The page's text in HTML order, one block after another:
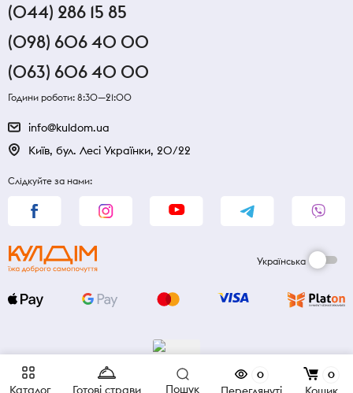
Каталог Готові страви Пошук
0 0
(044) 286 15 85
(098) 606 40 00
(063) 606 40 00
Години роботи: 8:30—21:00
info@kuldom.ua
Київ, бул. Лесі Українки, 20/22
Слідкуйте за нами:
Українська